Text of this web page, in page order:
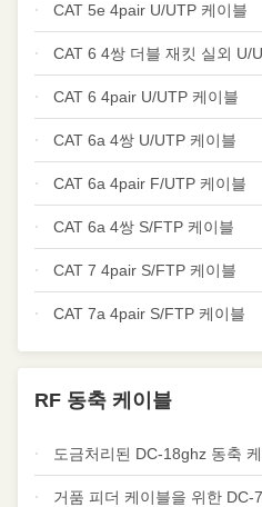
CAT 5e 4pair U/UTP 케이블
CAT 6 4쌍 더블 재킷 실외 U/
CAT 6 4pair U/UTP 케이블
CAT 6a 4쌍 U/UTP 케이블
CAT 6a 4pair F/UTP 케이블
CAT 6a 4쌍 S/FTP 케이블
CAT 7 4pair S/FTP 케이블
CAT 7a 4pair S/FTP 케이블
RF 동축 케이블
도금처리된 DC-18ghz 동축
거품 피더 케이블을 위한 DC-